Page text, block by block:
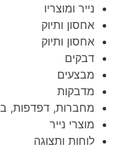
נייר ומוצריו
אחסון ותיוק
אחסון ותיוק
דבקים
מבצעים
מדבקות
מחברות, דפדפות,
מוצרי נייר
לוחות ותצוגה